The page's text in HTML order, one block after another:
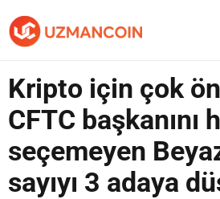
Kripto için çok
CFTC başkanını
seçemeyen
sayıyı 3 adaya